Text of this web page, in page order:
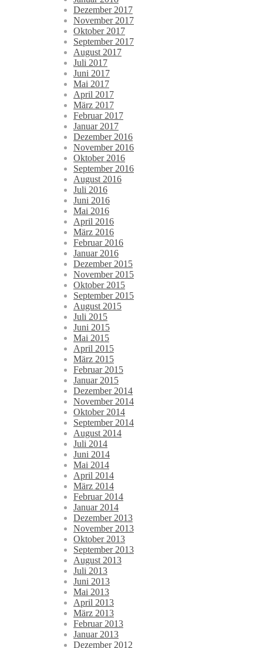
Dezember 2017
November 2017
Oktober 2017
September 2017
August 2017
Juli 2017
Juni 2017
Mai 2017
April 2017
März 2017
Februar 2017
Januar 2017
Dezember 2016
November 2016
Oktober 2016
September 2016
August 2016
Juli 2016
Juni 2016
Mai 2016
April 2016
März 2016
Februar 2016
Januar 2016
Dezember 2015
November 2015
Oktober 2015
September 2015
August 2015
Juli 2015
Juni 2015
Mai 2015
April 2015
März 2015
Februar 2015
Januar 2015
Dezember 2014
November 2014
Oktober 2014
September 2014
August 2014
Juli 2014
Juni 2014
Mai 2014
April 2014
März 2014
Februar 2014
Januar 2014
Dezember 2013
November 2013
Oktober 2013
September 2013
August 2013
Juli 2013
Juni 2013
Mai 2013
April 2013
März 2013
Februar 2013
Januar 2013
Dezember 2012